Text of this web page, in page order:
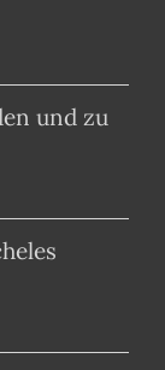
und zu